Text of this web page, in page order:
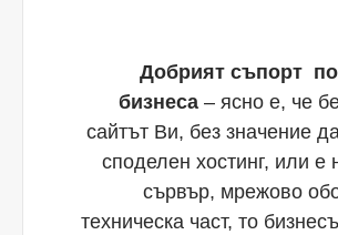
Добрият съпорт
бизнеса – ясно е, че
сайтът Ви, без значение
споделен хостинг, или е
сървър, мрежово
техническа част, то